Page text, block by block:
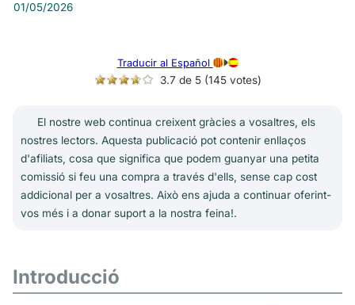
01/05/2026
3.7 de 5 (145 votes)
Traducir al Español
El nostre web continua creixent gràcies a vosaltres, els
nostres lectors. Aquesta publicació pot contenir enllaços
d'afiliats, cosa que significa que podem guanyar una petita
comissió si feu una compra a través d'ells, sense cap cost
addicional per a vosaltres. Això ens ajuda a continuar oferint-
vos més i a donar suport a la nostra feina!.
Introducció